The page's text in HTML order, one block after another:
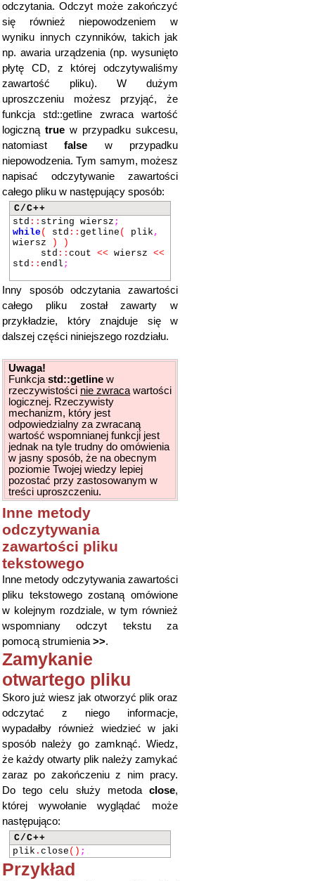
odczytania. Odczyt może zakończyć
się również niepowodzeniem w
wyniku innych czynników, takich jak
np. awaria urządzenia (np. wysunięto
płytę CD, z której odczytywaliśmy
zawartość pliku). W dużym
uproszczeniu możesz przyjąć, że
funkcja std::getline zwraca wartość
logiczną true w przypadku sukcesu,
natomiastfalse w przypadku
niepowodzenia. Tym samym, możesz
napisać odczytywanie zawartości
całego pliku w następujący sposób:
C/C++
std :: string wiersz ;
while( std :: getline ( plik ,
wiersz
)
)
std :: cout << wiersz <<
std :: endl ;
Inny sposób odczytania zawartości
całego pliku został zawarty w
przykładzie, który znajduje się w
dalszej części niniejszego rozdziału.
Uwaga!
Funkcja std::getline w
rzeczywistości nie zwraca wartości
logicznej. Rzeczywisty
mechanizm, który jest
odpowiedzialny za zwracaną
wartość wspomnianej funkcji jest
jednak na tyle trudny do omówienia
w jasny sposób, że na obecnym
poziomie Twojej wiedzy lepiej
pozostać przy zastosowanym w
treści uproszczeniu.
Inne metody
odczytywania
zawartości pliku
tekstowego
Inne metody odczytywania zawartości
pliku tekstowego zostaną omówione
w kolejnym rozdziale, w tym również
wspomniany odczyt tekstu za
pomocą strumienia >>.
Zamykanie
otwartego pliku
Skoro już wiesz jak otworzyć plik oraz
odczytać z niego informacje,
wypadałby również wiedzieć w jaki
sposób należy go zamknąć. Wiedz,
że każdy otwarty plik należy zamykać
zaraz po zakończeniu z nim pracy.
Do tego celu służy metoda close,
której wywołanie wyglądać może
następująco:
C/C++
plik . close () ;
Przykład